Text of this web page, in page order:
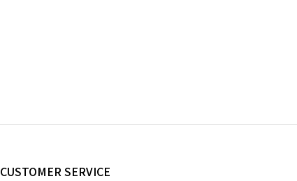
CUSTOMER SERVICE